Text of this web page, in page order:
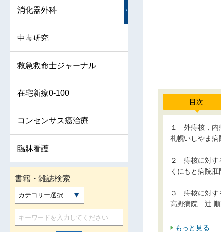
目次
１ 外痔核，内
札幌いしやま
２ 痔核に対す
くにもと病院
３ 痔核に対す
高野病院 辻 順
もっと見る
消化器外科
中毒研究
救急救命士ジャーナル
在宅新療0-100
コンセンサス癌治療
臨牀看護
書籍・雑誌検索
カテゴリー選択